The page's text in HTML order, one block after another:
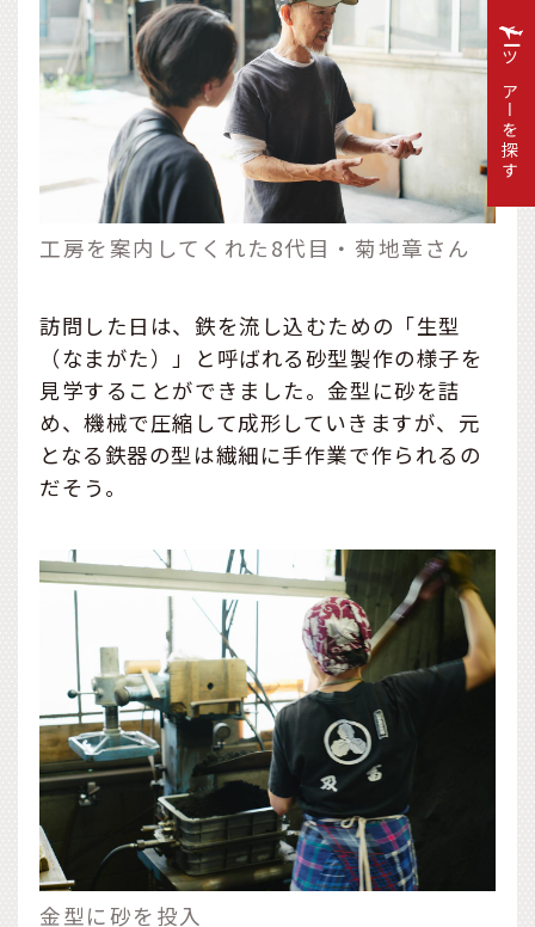
工房を案内してくれた8代目・菊地章さん
訪問した日は、鉄を流し込むための「生型
（なまがた）」と呼ばれる砂型製作の様子を
見学することができました。金型に砂を詰
め、機械で圧縮して成形していきますが、元
となる鉄器の型は繊細に手作業で作られるの
だそう。
金型に砂を投入
ツアーを探す